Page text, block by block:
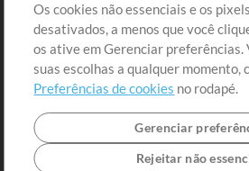
Extras
Sessões
Envie seu conteúdo
Playlist
MT Conference
Os cookies não essenciais e os
desativados, a menos que você
os ative em Gerenciar preferências.
suas escolhas a qualquer momento,
Preferências de cookies no rodapé.
Gerenciar
Rejeitar não